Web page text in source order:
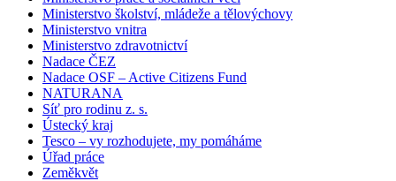
Ministerstvo školství, mládeže a tělovýchovy
Ministerstvo vnitra
Ministerstvo zdravotnictví
Nadace ČEZ
Nadace OSF – Active Citizens Fund
NATURANA
Síť pro rodinu z. s.
Ústecký kraj
Tesco – vy rozhodujete, my pomáháme
Úřad práce
Zeměkvět